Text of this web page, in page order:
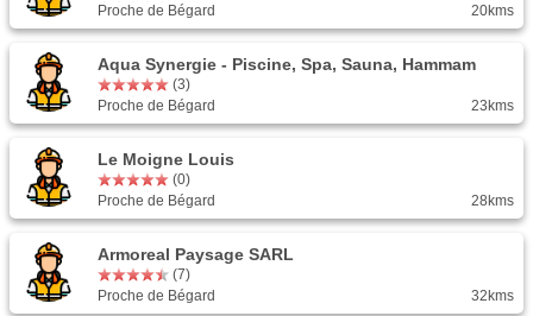
Proche de Bégard
20kms
Aqua Synergie - Piscine, Spa, Sauna, Hammam
(3)
Proche de Bégard
23kms
Le Moigne Louis
(0)
Proche de Bégard
28kms
Armoreal Paysage SARL
(7)
Proche de Bégard
32kms